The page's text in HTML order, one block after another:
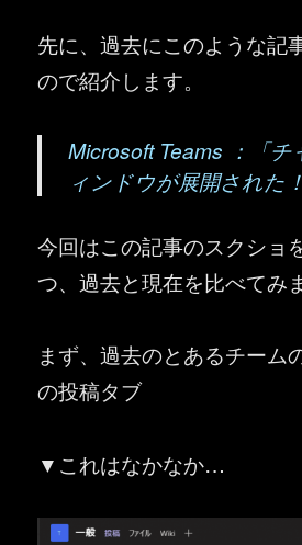
先に、過去にこのような記
ので紹介します。
Microsoft Teams ：「
ィンドウが展開された！
今回はこの記事のスクショ
つ、過去と現在を比べてみ
まず、過去のとあるチーム
の投稿タブ
▼これはなかなか…